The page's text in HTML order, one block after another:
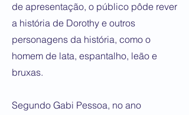
de apresentação, o público pôde rever
a história de Dorothy e outros
personagens da história, como o
homem de lata, espantalho, leão e
bruxas.
Segundo Gabi Pessoa, no ano